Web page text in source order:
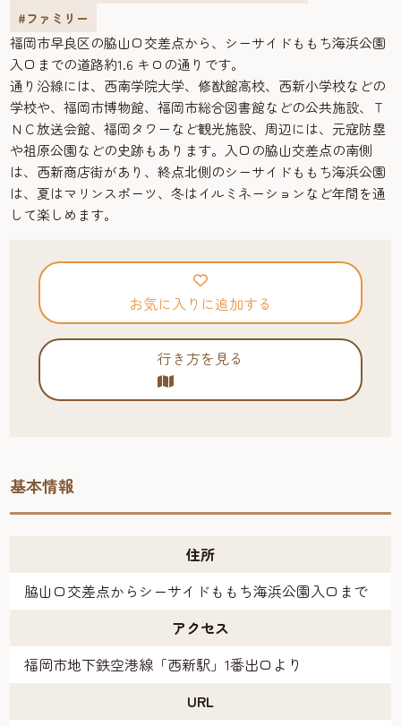
#ファミリー
福岡市早良区の脇山口交差点から、シーサイドももち海浜公園
入口までの道路約1.6 キロの通りです。
通り沿線には、西南学院大学、修猷館高校、西新小学校などの
学校や、福岡市博物館、福岡市総合図書館などの公共施設、Ｔ
ＮＣ放送会館、福岡タワーなど観光施設、周辺には、元寇防塁
や祖原公園などの史跡もあります。入口の脇山交差点の南側
は、西新商店街があり、終点北側のシーサイドももち海浜公園
は、夏はマリンスポーツ、冬はイルミネーションなど年間を通
して楽しめます。
お気に入りに追加する
行き方を見る
基本情報
住所
脇山口交差点からシーサイドももち海浜公園入口まで
アクセス
福岡市地下鉄空港線「西新駅」1番出口より
URL